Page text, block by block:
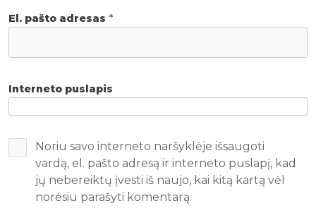
El. pašto adresas *
Interneto puslapis
Noriu savo interneto naršyklėje išsaugoti
vardą, el. pašto adresą ir interneto puslapį, kad
jų nebereiktų įvesti iš naujo, kai kitą kartą vėl
norėsiu parašyti komentarą.